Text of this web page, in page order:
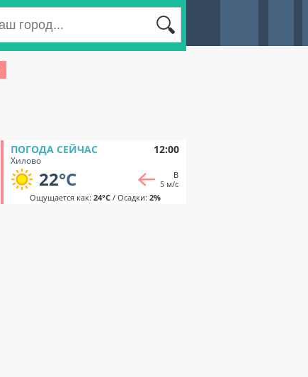
ПОГОДА СЕЙЧАС 12:00
Хилово
22°C
В
5 м/с
Ощущается как: 24°C/ Осадки: 2%